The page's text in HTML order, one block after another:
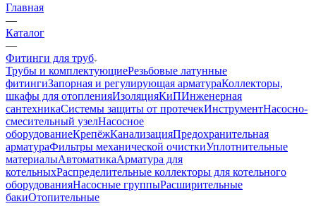
Главная
—
Каталог
—
Фитинги для труб
Трубы и комплектующиеРезьбовые латунные
фитингиЗапорная и регулирующая арматураКоллекторы,
шкафы для отопленияИзоляцияКиПИнженерная
сантехникаСистемы защиты от протечекИнструментНасосно-
смесительный узелНасосное
оборудованиеКрепёжКанализацияПредохранительная
арматураФильтры механической очисткиУплотнительные
материалыАвтоматикаАрматура для
котельныхРаспределительные коллекторы для котельного
оборудованияНасосные группыРасширительные
бакиОтопительные